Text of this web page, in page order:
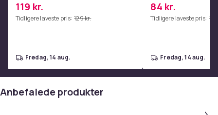
hjemmetræningscenter Pink
119 kr.
Tidligere laveste pris: 129 kr.
fredag, 14 aug.
Red
84 kr.
Tidligere laveste pris:
fredag, 14 aug.
Anbefalede produkter